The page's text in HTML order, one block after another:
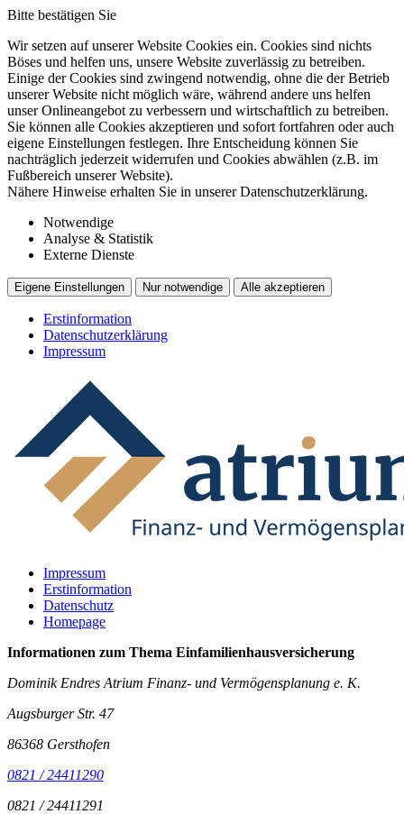
Bitte bestätigen Sie
Wir setzen auf unserer Website Cookies ein. Cookies sind nichts
Böses und helfen uns, unsere Website zuverlässig zu betreiben.
Einige der Cookies sind zwingend notwendig, ohne die der Betrieb
unserer Website nicht möglich wäre, während andere uns helfen
unser Onlineangebot zu verbessern und wirtschaftlich zu betreiben.
Sie können alle Cookies akzeptieren und sofort fortfahren oder auch
eigene Einstellungen festlegen. Ihre Entscheidung können Sie
nachträglich jederzeit widerrufen und Cookies abwählen (z.B. im
Fußbereich unserer Website).
Nähere Hinweise erhalten Sie in unserer Datenschutzerklärung.
Notwendige
Analyse & Statistik
Externe Dienste
Eigene Einstellungen Nur notwendige Alle akzeptieren
Erstinformation
Datenschutzerklärung
Impressum
Impressum
Erstinformation
Datenschutz
Homepage
Informationen zum Thema Einfamilienhausversicherung
Dominik Endres Atrium Finanz- und Vermögensplanung e. K.
Augsburger Str. 47
86368 Gersthofen
0821 / 24411290
0821 / 24411291